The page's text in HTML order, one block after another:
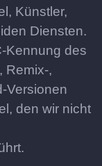
Künstler,
Diensten.
Kennung des
Remix-,
Versionen
den wir nicht